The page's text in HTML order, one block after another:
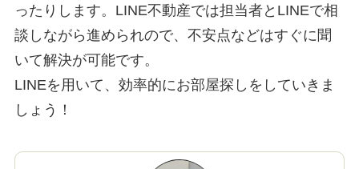
ったりします。LINE不動産では担当者とLINEで相
談しながら進められので、不安点などはすぐに聞
いて解決が可能です。
LINEを用いて、効率的にお部屋探しをしていきま
しょう！